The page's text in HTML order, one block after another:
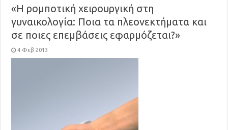
«Η ρομποτική χειρουργική στη
γυναικολογία: Ποια τα πλεονεκτήματα και
σε ποιες επεμβάσεις εφαρμόζεται?»
4 Φεβ 2013